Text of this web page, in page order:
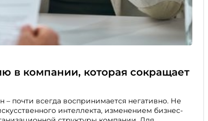
в компании, которая сокращает
почти всегда воспринимается негативно. Не
интеллекта, изменением бизнес-